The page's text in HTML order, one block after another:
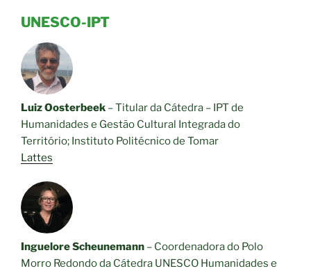
UNESCO-IPT
Luiz Oosterbeek – Titular da Cátedra – IPT de
Humanidades e Gestão Cultural Integrada do
Território; Instituto Politécnico de Tomar
Lattes
Inguelore Scheunemann – Coordenadora do Polo
Morro Redondo da Cátedra UNESCO Humanidades e